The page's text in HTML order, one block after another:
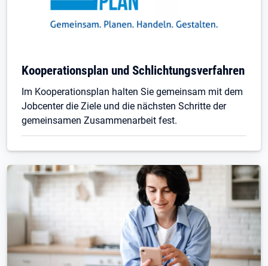
Kooperationsplan und Schlichtungsverfahren
Im Kooperationsplan halten Sie gemeinsam mit dem
Jobcenter die Ziele und die nächsten Schritte der
gemeinsamen Zusammenarbeit fest.